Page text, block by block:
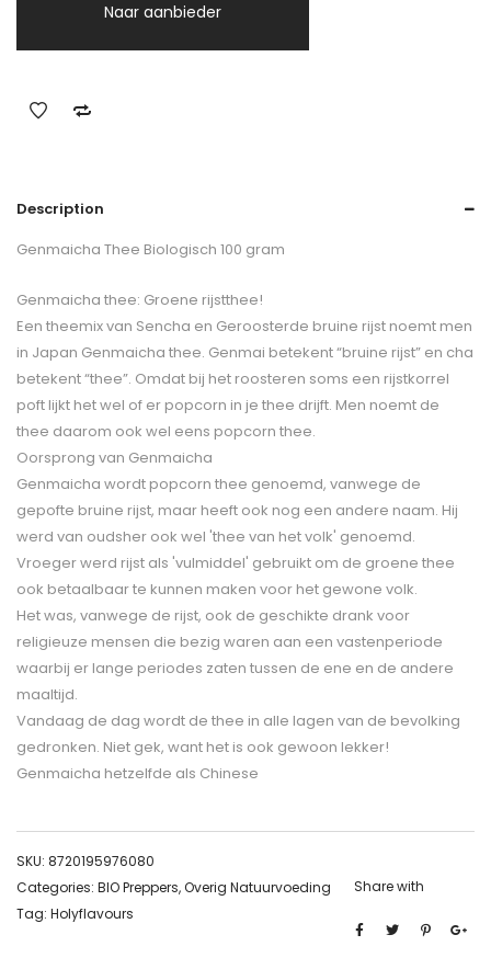
Naar aanbieder
Description
Genmaicha Thee Biologisch 100 gram
Genmaicha thee: Groene rijstthee!
Een theemix van Sencha en Geroosterde bruine rijst noemt men
in Japan Genmaicha thee. Genmai betekent “bruine rijst” en cha
betekent “thee”. Omdat bij het roosteren soms een rijstkorrel
poft lijkt het wel of er popcorn in je thee drijft. Men noemt de
thee daarom ook wel eens popcorn thee.
Oorsprong van Genmaicha
Genmaicha wordt popcorn thee genoemd, vanwege de
gepofte bruine rijst, maar heeft ook nog een andere naam. Hij
werd van oudsher ook wel 'thee van het volk' genoemd.
Vroeger werd rijst als 'vulmiddel' gebruikt om de groene thee
ook betaalbaar te kunnen maken voor het gewone volk.
Het was, vanwege de rijst, ook de geschikte drank voor
religieuze mensen die bezig waren aan een vastenperiode
waarbij er lange periodes zaten tussen de ene en de andere
maaltijd.
Vandaag de dag wordt de thee in alle lagen van de bevolking
gedronken. Niet gek, want het is ook gewoon lekker!
Genmaicha hetzelfde als Chinese
SKU: 8720195976080
Categories: BIO Preppers,Overig Natuurvoeding
Tag: Holyflavours
Share with